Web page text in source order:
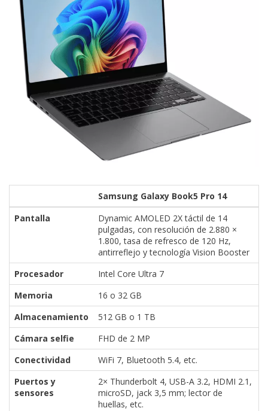
Samsung Galaxy Book5 Pro 14
Pantalla
Dynamic AMOLED 2X táctil de 14
pulgadas, con resolución de 2.880 ×
1.800, tasa de refresco de 120 Hz,
antirreflejo y tecnología Vision Booster
Procesador
Intel Core Ultra 7
Memoria
16 o 32 GB
Almacenamiento
512 GB o 1 TB
Cámara selfie
FHD de 2 MP
Conectividad
WiFi 7, Bluetooth 5.4, etc.
Puertos y
sensores
2× Thunderbolt 4, USB-A 3.2, HDMI 2.1,
microSD, jack 3,5 mm; lector de
huellas, etc.